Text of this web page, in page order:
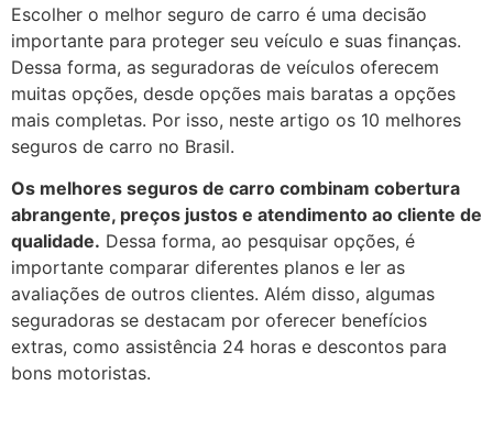
Escolher o melhor seguro de carro é uma decisão
importante para proteger seu veículo e suas finanças.
Dessa forma, as seguradoras de veículos oferecem
muitas opções, desde opções mais baratas a opções
mais completas. Por isso, neste artigo os 10 melhores
seguros de carro no Brasil.
Os melhores seguros de carro combinam cobertura
abrangente, preços justos e atendimento ao cliente de
qualidade. Dessa forma, ao pesquisar opções, é
importante comparar diferentes planos e ler as
avaliações de outros clientes. Além disso, algumas
seguradoras se destacam por oferecer benefícios
extras, como assistência 24 horas e descontos para
bons motoristas.